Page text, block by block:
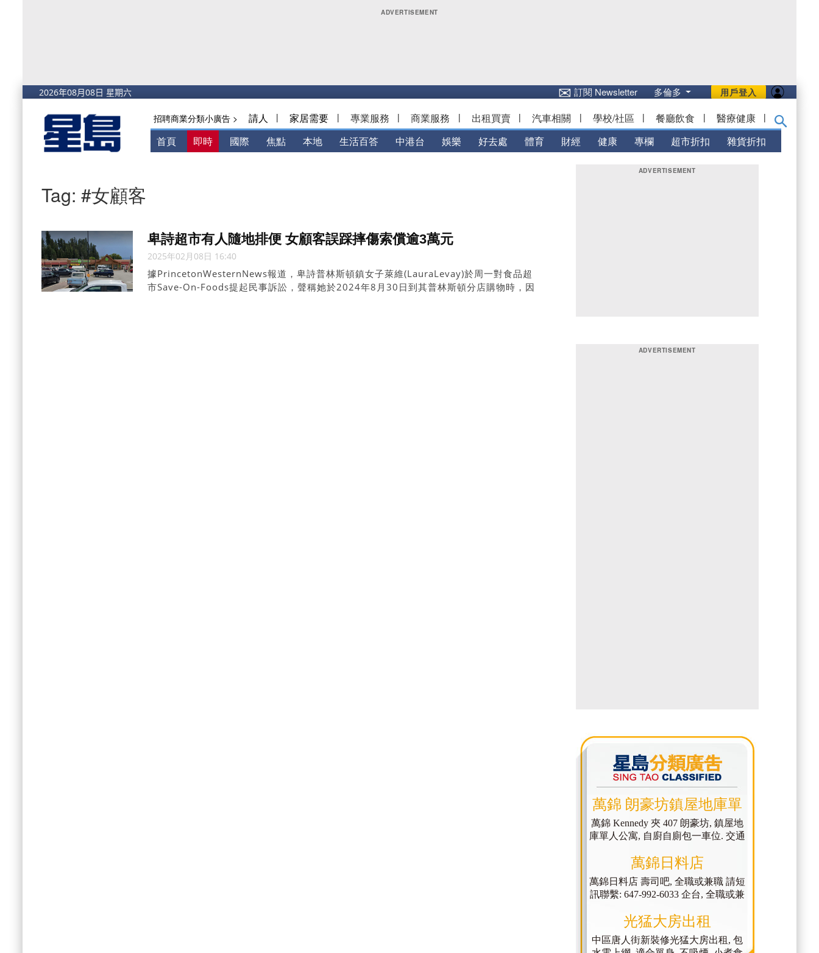
用戶登入
✉訂閱 Newsletter 多倫多
招聘商業分類小廣告 > 請人 | 家居需要 | 專業服務 | 商業服務 | 出租買賣 | 汽車相關 | 學校/社區 | 餐廳飲食 | 醫療健康 |
首頁 即時 國際 焦點 本地 生活百答 中港台 娛樂 好去處 體育 財經 健康 專欄 超市折扣 雜貨折扣
Tag: #女顧客
卑詩超市有人隨地排便 女顧客誤踩摔傷索償逾3萬元
2025年02月08日 16:40
據PrincetonWesternNews報道，卑詩普林斯頓鎮女子萊維(LauraLevay)於周一對食品超
市Save-On-Foods提起民事訴訟，聲稱她於2024年8月30日到其普林斯頓分店購物時，因